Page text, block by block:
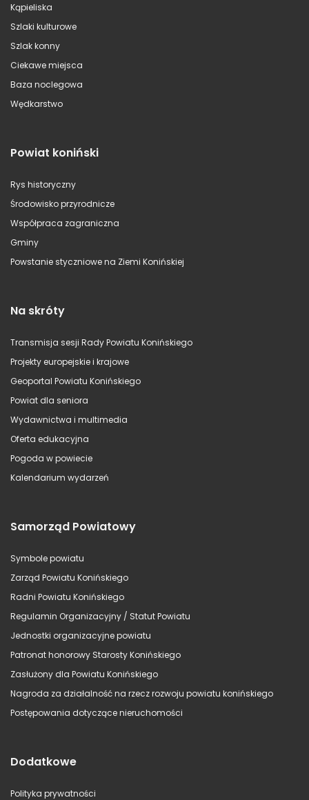
Kąpieliska
Szlaki kulturowe
Szlak konny
Ciekawe miejsca
Baza noclegowa
Wędkarstwo
Powiat koniński
Rys historyczny
Środowisko przyrodnicze
Współpraca zagraniczna
Gminy
Powstanie styczniowe na Ziemi Konińskiej
Na skróty
Transmisja sesji Rady Powiatu Konińskiego
Projekty europejskie i krajowe
Geoportal Powiatu Konińskiego
Powiat dla seniora
Wydawnictwa i multimedia
Oferta edukacyjna
Pogoda w powiecie
Kalendarium wydarzeń
Samorząd Powiatowy
Symbole powiatu
Zarząd Powiatu Konińskiego
Radni Powiatu Konińskiego
Regulamin Organizacyjny / Statut Powiatu
Jednostki organizacyjne powiatu
Patronat honorowy Starosty Konińskiego
Zasłużony dla Powiatu Konińskiego
Nagroda za działalność na rzecz rozwoju powiatu konińskiego
Postępowania dotyczące nieruchomości
Dodatkowe
Polityka prywatności